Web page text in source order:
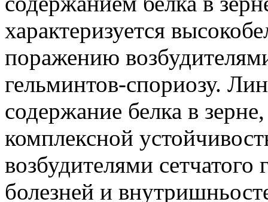
характеризуется
поражению
гельминтов-спориозу.
содержание белка в
комплексной
возбудителями
болезней и